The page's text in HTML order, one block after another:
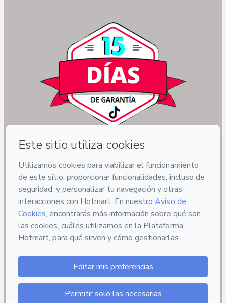
totalmente satisfecho
Privacidad
Tu información está 100% segura
Entrega por email